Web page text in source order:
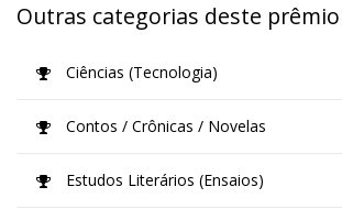
Outras categorias deste prêmio
Ciências (Tecnologia)
Contos / Crônicas / Novelas
Estudos Literários (Ensaios)